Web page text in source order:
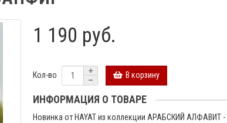
1 190 руб.
Кол-во В корзину
ИНФОРМАЦИЯ О ТОВАРЕ
Новинка от HAYAT из коллекции АРАБСКИЙ АЛФАВИТ